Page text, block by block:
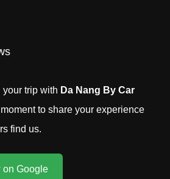
trip with Da Nang By Car
to share your experience
find us.
Google